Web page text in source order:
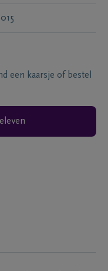
een kaarsje of bestel